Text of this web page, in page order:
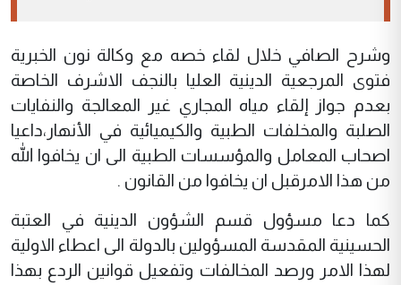
وشرح الصافي خلال لقاء خصه مع وكالة نون الخبرية
فتوى المرجعية الدينية العليا بالنجف الاشرف الخاصة
بعدم جواز إلقاء مياه المجاري غير المعالجة والنفايات
الصلبة والمخلفات الطبية والكيميائية في الأنهار،داعيا
اصحاب المعامل والمؤسسات الطبية الى ان يخافوا الله
من هذا الامرقبل ان يخافوا من القانون .
كما دعا مسؤول قسم الشؤون الدينية في العتبة
الحسينية المقدسة المسؤولين بالدولة الى اعطاء الاولية
لهذا الامر ورصد المخالفات وتفعيل قوانين الردع بهذا